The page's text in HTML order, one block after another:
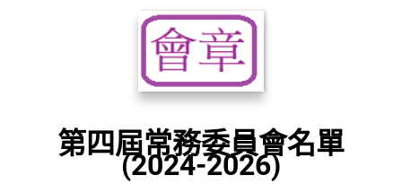
第四屆常務委員會名單
(2024-2026)